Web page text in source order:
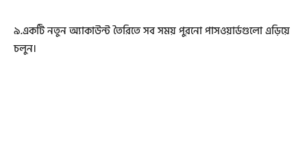
৯.একটি নতুন অ্যাকাউন্ট তৈরিতে সব সময় পুরনো পাসওয়ার্ডগুলো এড়িয়ে
চলুন।